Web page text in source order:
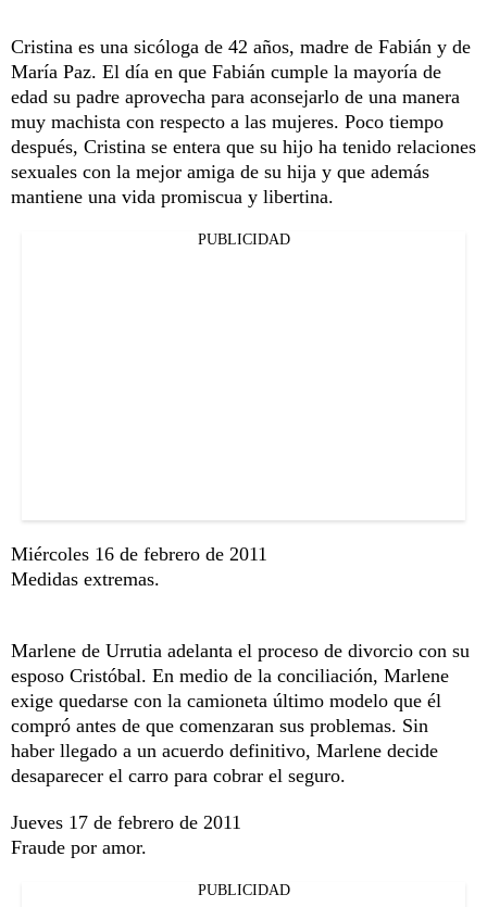
Cristina es una sicóloga de 42 años, madre de Fabián y de
María Paz. El día en que Fabián cumple la mayoría de
edad su padre aprovecha para aconsejarlo de una manera
muy machista con respecto a las mujeres. Poco tiempo
después, Cristina se entera que su hijo ha tenido relaciones
sexuales con la mejor amiga de su hija y que además
mantiene una vida promiscua y libertina.
PUBLICIDAD
Miércoles 16 de febrero de 2011
Medidas extremas.
Marlene de Urrutia adelanta el proceso de divorcio con su
esposo Cristóbal. En medio de la conciliación, Marlene
exige quedarse con la camioneta último modelo que él
compró antes de que comenzaran sus problemas. Sin
haber llegado a un acuerdo definitivo, Marlene decide
desaparecer el carro para cobrar el seguro.
Jueves 17 de febrero de 2011
Fraude por amor.
PUBLICIDAD